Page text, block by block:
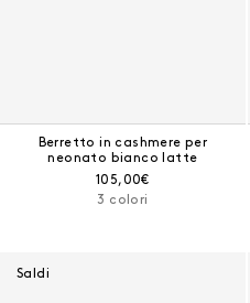
Berretto in cashmere per
neonato bianco latte
Prezzo corrente:
105,00€
3 colori
Saldi